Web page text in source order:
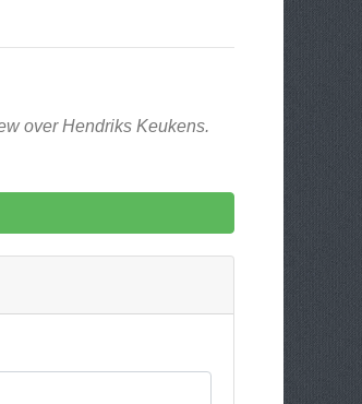
over Hendriks Keukens.